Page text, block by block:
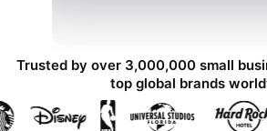
Trusted by over 3,000,000 small
top global brands